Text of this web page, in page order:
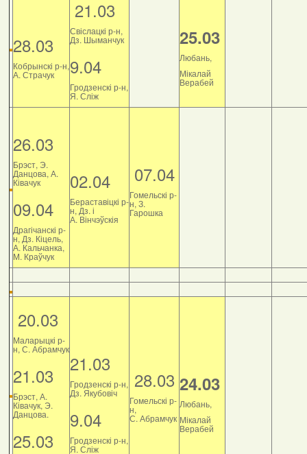
28.03
Кобрынскі р-н,
А. Страчук
21.03
Свіслацкі р-н,
Дз. Шыманчук
9.04
Гродзенскі р-н,
Я. Сліж
25.03
Любань,
Мікалай
Верабей
26.03
Брэст, Э.
Данцова, А.
Ківачук
09.04
Драгічанскі р-
н, Дз. Кіцель,
А. Кальчанка,
М. Краўчук
02.04
Бераставіцкі р-
н, Дз. і
А. Вінчэўскія
07.04
Гомельскі р-
н, З.
Гарошка
20.03
Маларыцкі р-
н, С. Абрамчук
21.03
Брэст, А.
Ківачук, Э.
Данцова.
25.03
21.03
Гродзенскі р-н,
Дз. Якубовіч
9.04
Гродзенскі р-н,
Я. Сліж
28.03
Гомельскі р-
н,
С. Абрамчук
24.03
Любань,
Мікалай
Верабей